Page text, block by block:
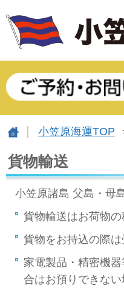
小笠原海運TOP
貨物輸送
小笠原諸島 父島・母
貨物輸送はお荷物
貨物をお持込の際
家電製品・精密機
合はお預りできない